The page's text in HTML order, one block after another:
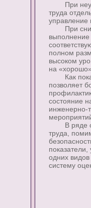
При
труда
При
выполнение
полном
высоком
на
Как
позволяет
состояние
инженерно-
В ряде
труда,
одних
систему